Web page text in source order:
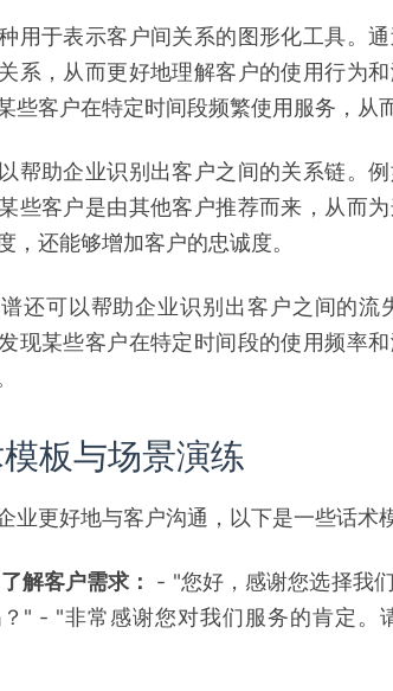
用于表示客户间关系的图形化工具。
系，从而更好地理解客户的使用行为
些客户在特定时间段频繁使用服务，从
帮助企业识别出客户之间的关系链。
些客户是由其他客户推荐而来，从而
，还能够增加客户的忠诚度。
还可以帮助企业识别出客户之间的
现某些客户在特定时间段的使用频率
板与场景演练
业更好地与客户沟通，以下是一些话术
了解客户需求：
- "您好，感谢您选择我
" - "非常感谢您对我们服务的肯定。